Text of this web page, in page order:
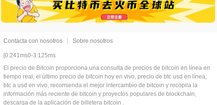
Contacta con nosotros Sobre nosotros
[0:241ms0-3:125ms
El precio de Bitcoin proporciona una consulta de precios de bitcoin en línea en
tiempo real, el último precio de bitcoin hoy en vivo, precio de btc usd en línea,
btc a usd en vivo, recomienda el mejor intercambio de bitcoin y recopila la
información más reciente de bitcoin y proyectos populares de blockchain,
descarga de la aplicación de billetera bitcoin .